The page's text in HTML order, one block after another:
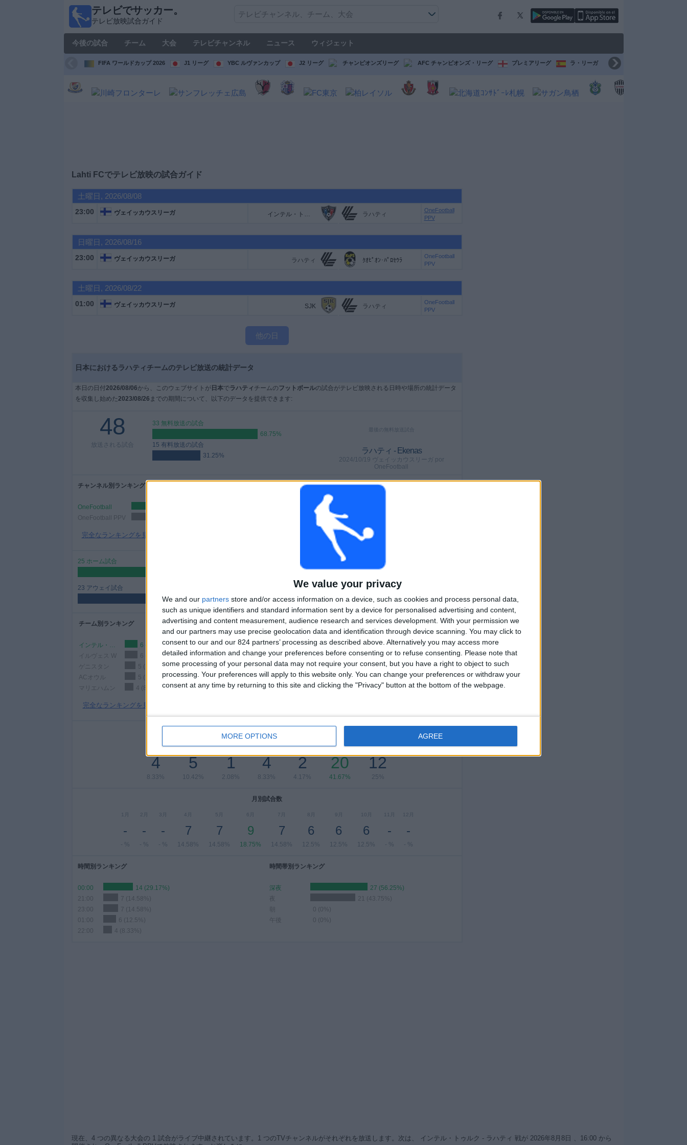
We value your privacy
We and our partners store and/or access information on a device, such as cookies and process personal data,
such as unique identifiers and standard information sent by a device for personalised advertising and content,
advertising and content measurement, audience research and services development. With your permission we
and our partners may use precise geolocation data and identification through device scanning. You may click to
consent to our and our 824 partners’ processing as described above. Alternatively you may access more
detailed information and change your preferences before consenting or to refuse consenting.
Please note that
some processing of your personal data may not require your consent, but you have a right to object to such
processing. Your preferences will apply to this website only. You can change your preferences or withdraw your
consent at any time by returning to this site and clicking the "Privacy" button at the bottom of the webpage.
MORE OPTIONS AGREE
テレビでサッカー。
テレビ放映試合ガイド
今後の試合 チーム 大会 テレビチャンネル ニュース ウィジェット
FIFA ワールドカップ 2026 J1 リーグ YBC ルヴァンカップ J2 リーグ チャンピオンズリーグ AFC チャンピオンズ・リーグ プレミアリーグ ラ・リーガ セリエ A
Lahti FCでテレビ放映の試合ガイド
土曜日, 2026/08/08
23:00 ヴェイッカウスリーガ インテル・トゥルク ラハティ
OneFootball
PPV
日曜日, 2026/08/16
23:00 ヴェイッカウスリーガ ラハティ ｸｵﾋﾟｵﾝ･ﾊﾟﾛｾｳﾗ
OneFootball
PPV
土曜日, 2026/08/22
01:00 ヴェイッカウスリーガ SJK ラハティ
OneFootball
PPV
他の日
日本におけるラハティチームのテレビ放送の統計データ
本日の日付2026/08/06から、このウェブサイトが日本でラハティ チームのフットボールの試合がテレビ放映される日時や場所の統計データ
を収集し始めた2023/08/26 までの期間について、以下のデータを提供できます:
48
放送される試合
33 無料放送の試合
68.75%
15 有料放送の試合
31.25%
最後の無料放送試合
ラハティ - Ekenas
2024/10/19 ヴェイッカウスリーガ por
OneFootball
チャンネル別ランキング
OneFootball
OneFootball PPV
完全なランキングを見る
無料試合なし
試合
15
連続有料放送
25 ホーム試合
23 アウェイ試合
47.92%
対戦相手
6
VS インテル・
トゥルク
1
大会
チーム別ランキング
インテル・トゥルク
6 (12.5%)
イルヴェス W
6 (12.5%)
ゲニスタン
5 (10.42%)
ACオウル
5 (10.42%)
マリエハムン
4 (8.33%)
完全なランキングを見る
大会別ランキング
ヴェイッカウスリーガ 48 (100%)
完全なランキングを見る
月曜日
4
8.33%
火曜日
5
10.42%
水曜日
1
2.08%
木曜日
4
8.33%
金曜日
2
4.17%
土曜日
20
41.67%
日曜日
12
25%
月別試合数
1月
-
- %
2月
-
- %
3月
-
- %
4月
7
14.58%
5月
7
14.58%
6月
9
18.75%
7月
7
14.58%
8月
6
12.5%
9月
6
12.5%
10月
6
12.5%
11月
-
- %
12月
-
- %
時間別ランキング
00:00
14 (29.17%)
21:00
7 (14.58%)
23:00
7 (14.58%)
6 (12.5%)
22:00
4 (8.33%)
時間帯別ランキング
深夜
27 (56.25%)
夜
21 (43.75%)
0 (0%)
午後
0 (0%)
現在、4 つの異なる大会の 1 試合がライブ中継されています。1 つのTVチャンネルがそれぞれを放送します。次は、 インテル・トゥルク - ラハティ 戦が 2026年8月8日 、16:00 から